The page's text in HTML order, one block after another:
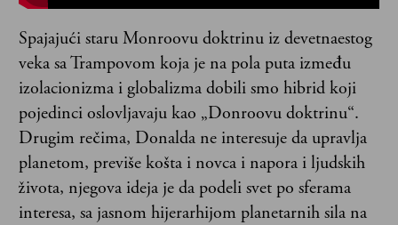
Spajajući staru Monroovu doktrinu iz devetnaestog
veka sa Trampovom koja je na pola puta između
izolacionizma i globalizma dobili smo hibrid koji
pojedinci oslovljavaju kao „Donroovu doktrinu“.
Drugim rečima, Donalda ne interesuje da upravlja
planetom, previše košta i novca i napora i ljudskih
života, njegova ideja je da podeli svet po sferama
interesa, sa jasnom hijerarhijom planetarnih sila na